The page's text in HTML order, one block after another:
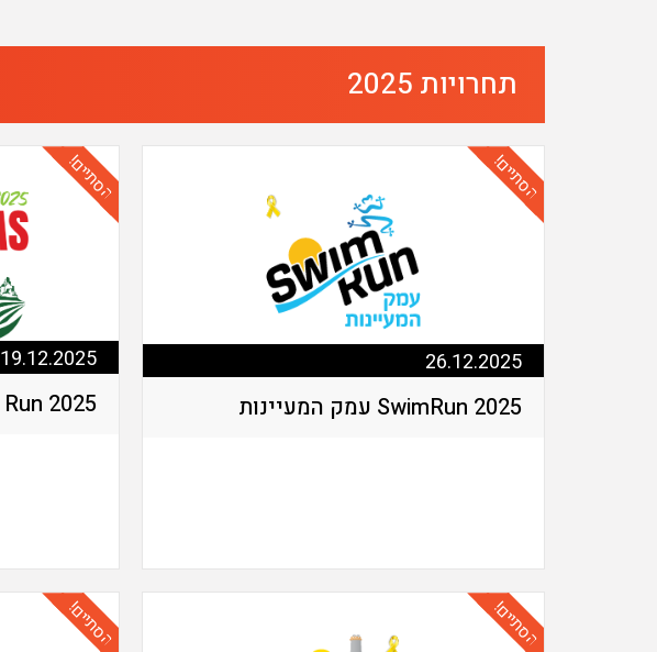
תחרויות 2025
SwimRun 2025 עמק המעיינות
הסתיים!
26.12.2025
2025 Christmas Run
הסתיים!
19.12.2025
הסתיים! הסתיים!